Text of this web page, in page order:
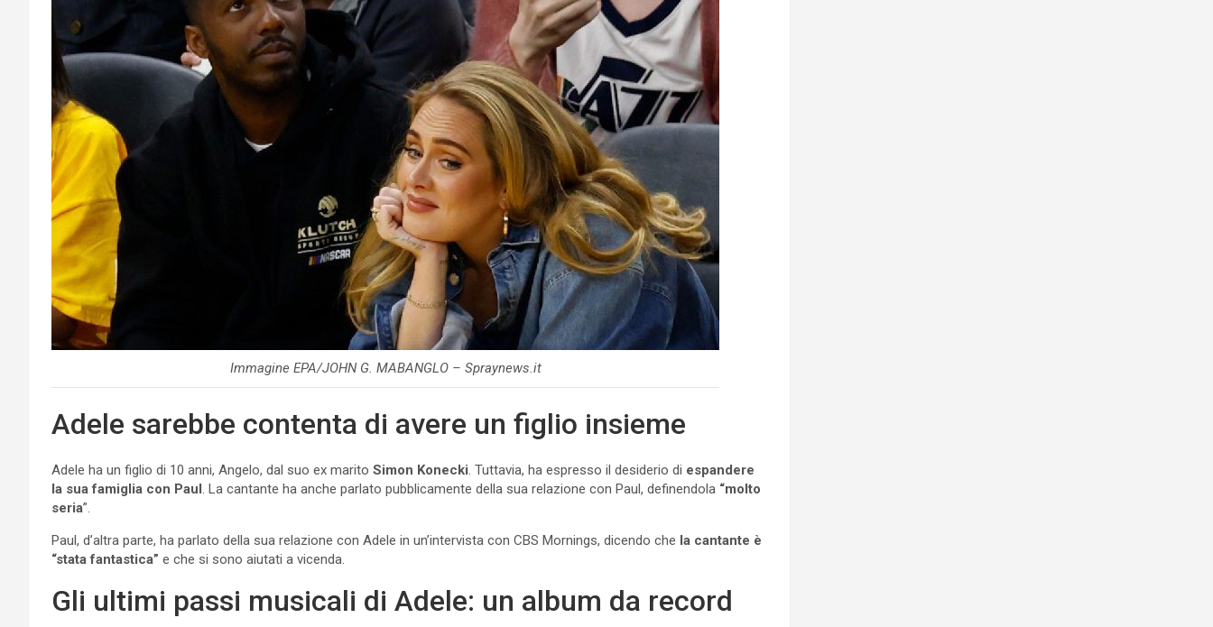
Immagine EPA/JOHN G. MABANGLO – Spraynews.it
Adele sarebbe contenta di avere un figlio insieme
Adele ha un figlio di 10 anni, Angelo, dal suo ex marito Simon Konecki . Tuttavia, ha espresso il desiderio di espandere
la sua famiglia con Paul . La cantante ha anche parlato pubblicamente della sua relazione con Paul, definendola “molto
seria”.
Paul, d’altra parte, ha parlato della sua relazione con Adele in un’intervista con CBS Mornings, dicendo che la cantante è
“stata fantastica” e che si sono aiutati a vicenda.
Gli ultimi passi musicali di Adele: un album da record